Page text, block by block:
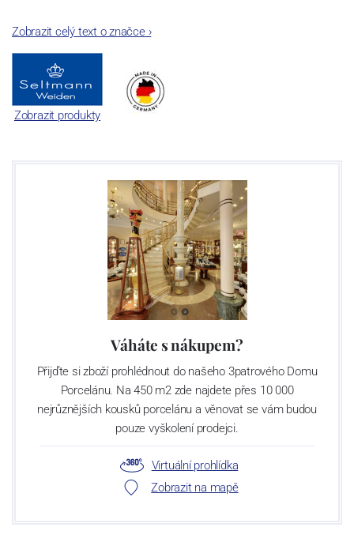
Zobrazit celý text o značce›
Zobrazit produkty
Váháte s nákupem?
Přijďte si zboží prohlédnout do našeho 3patrového Domu
Porcelánu. Na 450 m2 zde najdete přes 10 000
nejrůznějších kousků porcelánu a věnovat se vám budou
pouze vyškolení prodejci.
Virtuální prohlídka
Zobrazit na mapě